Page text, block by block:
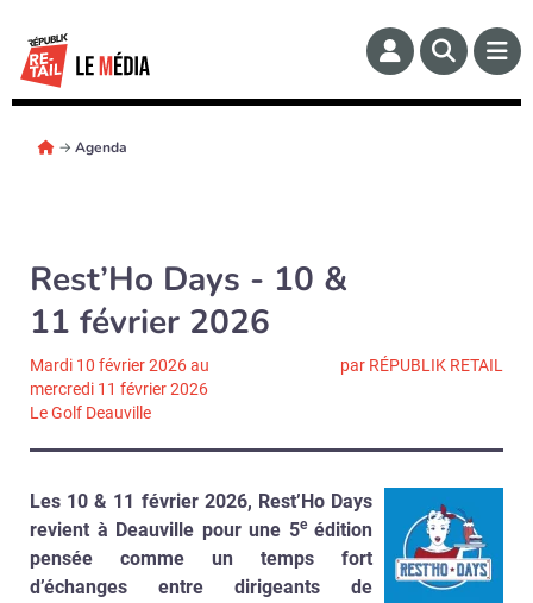
→Agenda
Rest’Ho Days - 10 &
11 février 2026
Mardi 10 février 2026 au
mercredi 11 février 2026
Le Golf Deauville
par RÉPUBLIK RETAIL
Les 10 & 11 février 2026, Rest’Ho Days
revient à Deauville pour une 5eédition
pensée comme un temps fort
d’échanges entre dirigeants de